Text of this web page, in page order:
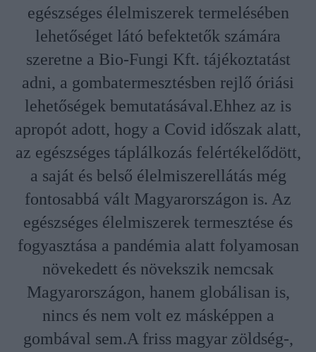
egészséges élelmiszerek termelésében
lehetőséget látó befektetők számára
szeretne a Bio-Fungi Kft. tájékoztatást
adni, a gombatermesztésben rejlő óriási
lehetőségek bemutatásával.Ehhez az is
apropót adott, hogy a Covid időszak alatt,
az egészséges táplálkozás felértékelődött,
a saját és belső élelmiszerellátás még
fontosabbá vált Magyarországon is. Az
egészséges élelmiszerek termesztése és
fogyasztása a pandémia alatt folyamosan
növekedett és növekszik nemcsak
Magyarországon, hanem globálisan is,
nincs és nem volt ez másképpen a
gombával sem.A friss magyar zöldség-,